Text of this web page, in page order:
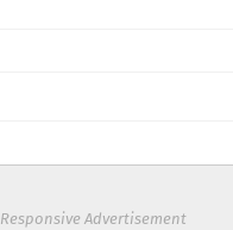
Responsive Advertisement